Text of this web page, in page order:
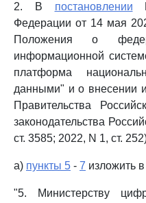
2. В постановлении
Федерации от 14 мая
Положения о
информационной
платформа
данными" и о внесении
Правительства
законодательства
ст. 3585; 2022, N 1, ст.
а) пункты 5 - 7 изложить
"5. Министерству